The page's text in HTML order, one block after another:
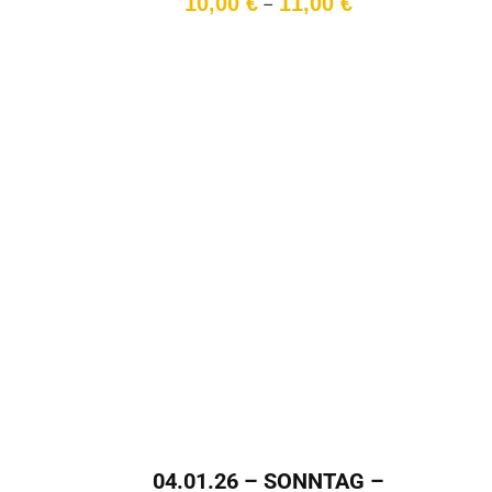
–
04.01.26 – SONNTAG –